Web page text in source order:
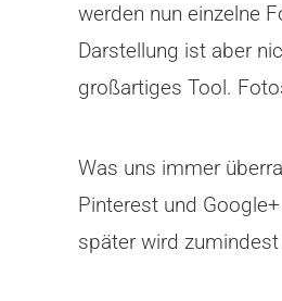
werden nun einzelne
Darstellung ist aber
großartiges Tool.
Was uns immer
Pinterest und
später wird